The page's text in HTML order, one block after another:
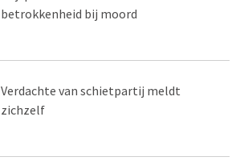
betrokkenheid bij moord
Verdachte van schietpartij meldt
zichzelf